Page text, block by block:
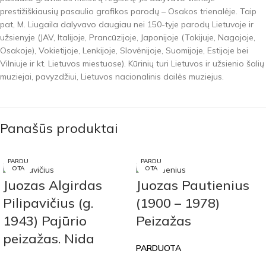
prestižiškiausių pasaulio grafikos parodų – Osakos trienalėje. Taip
pat, M. Liugaila dalyvavo daugiau nei 150-tyje parodų Lietuvoje ir
užsienyje (JAV, Italijoje, Prancūzijoje, Japonijoje (Tokijuje, Nagojoje,
Osakoje), Vokietijoje, Lenkijoje, Slovėnijoje, Suomijoje, Estijoje bei
Vilniuje ir kt. Lietuvos miestuose). Kūrinių turi Lietuvos ir užsienio šalių
muziejai, pavyzdžiui, Lietuvos nacionalinis dailės muziejus.
Panašūs produktai
PARDU
OTA
Juozas Algirdas
Pilipavičius (g.
1943) Pajūrio
peizažas. Nida
PARDU
OTA
Juozas Pautienius
(1900 – 1978)
Peizažas
PARDUOTA